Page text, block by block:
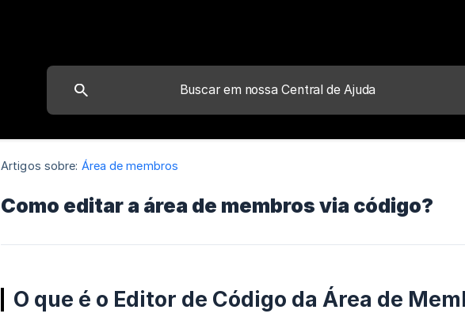
Artigos sobre: Área de membros
Como editar a área de membros via código?
O que é o Editor de Código da Área de